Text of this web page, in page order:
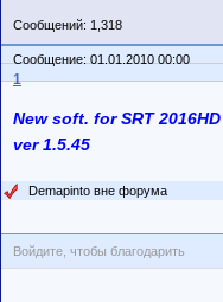
Сообщений: 1,318
Сообщение: 01.01.2010 00:00
1
New soft. for SRT
ver 1.5.45
Demapinto вне форума
Войдите, чтобы благодарить